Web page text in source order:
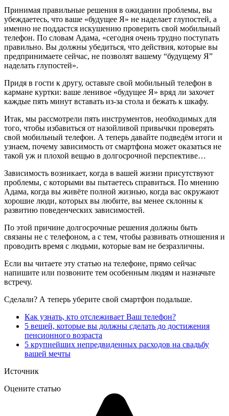
Принимая правильные решения в ожидании проблемы, вы
убеждаетесь, что ваше «будущее Я» не наделает глупостей, а
именно не поддастся искушению проверить свой мобильный
телефон. По словам Адама, «сегодня очень трудно поступать
правильно. Вы должны убедиться, что действия, которые вы
предпринимаете сейчас, не позволят вашему “будущему Я”
наделать глупостей».
Придя в гости к другу, оставьте свой мобильный телефон в
кармане куртки: ваше ленивое «будущее Я» вряд ли захочет
каждые пять минут вставать из-за стола и бежать к шкафу.
Итак, мы рассмотрели пять инструментов, необходимых для
того, чтобы избавиться от назойливой привычки проверять
свой мобильный телефон. А теперь давайте подведём итоги и
узнаем, почему зависимость от смартфона может оказаться не
такой уж и плохой вещью в долгосрочной перспективе…
Зависимость возникает, когда в вашей жизни присутствуют
проблемы, с которыми вы пытаетесь справиться. По мнению
Адама, когда вы живёте полной жизнью, когда вас окружают
хорошие люди, которых вы любите, вы менее склонны к
развитию поведенческих зависимостей.
По этой причине долгосрочные решения должны быть
связаны не с телефоном, а с тем, чтобы развивать отношения и
проводить время с людьми, которые вам не безразличны.
Если вы читаете эту статью на телефоне, прямо сейчас
напишите или позвоните тем особенным людям и назначьте
встречу.
Сделали? А теперь уберите свой смартфон подальше.
Как узнать, кто отслеживает Ваш телефон?
5 вещей, которые вы должны сделать до достижения
пенсионного возраста
5 крупнейших непредвиденных расходов на свадьбу
вашей мечты
Источник
Оцените статью